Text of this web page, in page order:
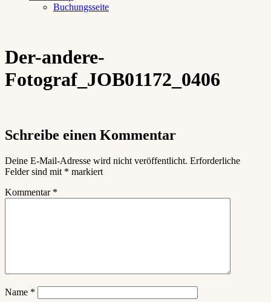
Buchungsseite
Der-andere-
Fotograf_JOB01172_0406
Schreibe einen Kommentar
Deine E-Mail-Adresse wird nicht veröffentlicht. Erforderliche
Felder sind mit * markiert
Kommentar *
Name *